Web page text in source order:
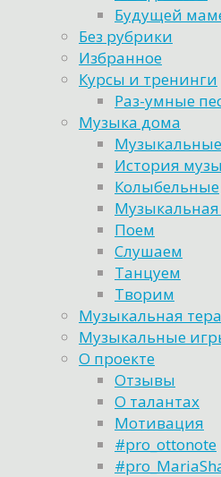
Будущей
Без рубрики
Избранное
Курсы и тренинги
Раз-умные
Музыка дома
История
Колыбельные
Музыкальная
Поем
Слушаем
Танцуем
Творим
Музыкальная
Музыкальные
О проекте
Отзывы
О талантах
Мотивация
#pro_ottonote